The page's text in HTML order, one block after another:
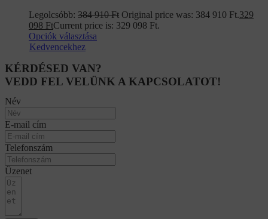
Legolcsóbb: 384 910Ft Original price was: 384 910 Ft.329
098 FtCurrent price is: 329 098 Ft.
Opciók választása
Kedvencekhez
KÉRDÉSED VAN?
VEDD FEL VELÜNK A KAPCSOLATOT!
Név
E-mail cím
Telefonszám
Üzenet